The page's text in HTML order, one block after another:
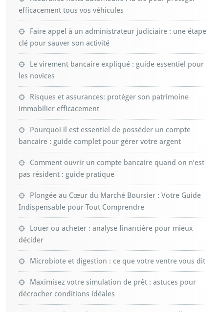
efficacement tous vos véhicules
Faire appel à un administrateur judiciaire : une étape
clé pour sauver son activité
Le virement bancaire expliqué : guide essentiel pour
les novices
Risques et assurances: protéger son patrimoine
immobilier efficacement
Pourquoi il est essentiel de posséder un compte
bancaire : guide complet pour gérer votre argent
Comment ouvrir un compte bancaire quand on n’est
pas résident : guide pratique
Plongée au Cœur du Marché Boursier : Votre Guide
Indispensable pour Tout Comprendre
Louer ou acheter : analyse financière pour mieux
décider
Microbiote et digestion : ce que votre ventre vous dit
Maximisez votre simulation de prêt : astuces pour
décrocher conditions idéales